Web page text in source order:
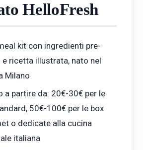
HelloFresh
kit con ingredienti pre-
ricetta illustrata, nato nel
Milano
a partire da: 20€-30€ per le
50€-100€ per le box
o dedicate alla cucina
italiana